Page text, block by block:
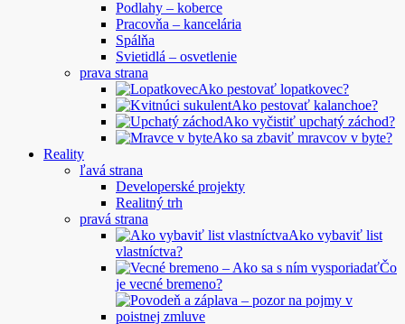
Podlahy – koberce
Pracovňa – kancelária
Spálňa
Svietidlá – osvetlenie
prava strana
Ako pestovať lopatkovec?
Ako pestovať kalanchoe?
Ako vyčistiť upchatý záchod?
Ako sa zbaviť mravcov v byte?
Reality
ľavá strana
Developerské projekty
Realitný trh
pravá strana
Ako vybaviť list
vlastníctva?
Čo
je vecné bremeno?